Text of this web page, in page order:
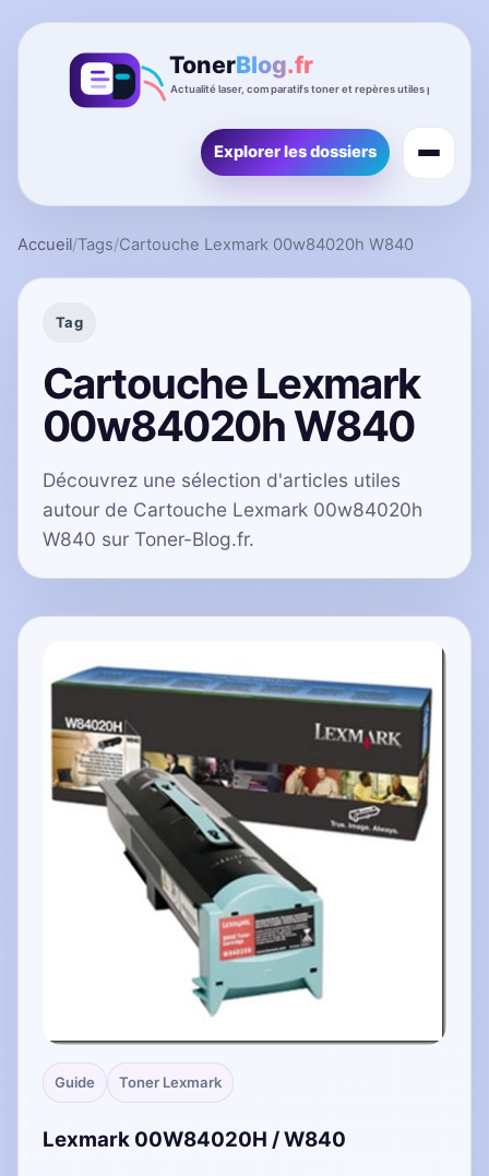
Explorer les dossiers
Accueil/Tags/Cartouche Lexmark 00w84020h W840
Tag
Cartouche Lexmark
00w84020h W840
Découvrez une sélection d'articles utiles
autour de Cartouche Lexmark 00w84020h
W840 sur Toner-Blog.fr.
Guide Toner Lexmark
Lexmark 00W84020H / W840